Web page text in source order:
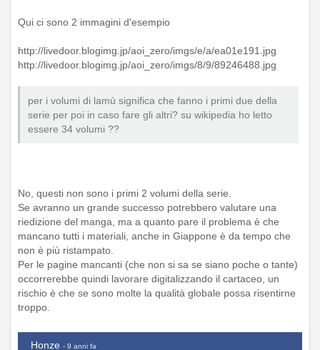
Qui ci sono 2 immagini d'esempio
http://livedoor.blogimg.jp/aoi_zero/imgs/e/a/ea01e191.jpg
http://livedoor.blogimg.jp/aoi_zero/imgs/8/9/89246488.jpg
per i volumi di lamù significa che fanno i primi due della
serie per poi in caso fare gli altri? su wikipedia ho letto
essere 34 volumi ??
No, questi non sono i primi 2 volumi della serie.
Se avranno un grande successo potrebbero valutare una
riedizione del manga, ma a quanto pare il problema è che
mancano tutti i materiali, anche in Giappone è da tempo che
non è più ristampato.
Per le pagine mancanti (che non si sa se siano poche o tante)
occorrerebbe quindi lavorare digitalizzando il cartaceo, un
rischio è che se sono molte la qualità globale possa risentirne
troppo.
Honze - 9 anni fa